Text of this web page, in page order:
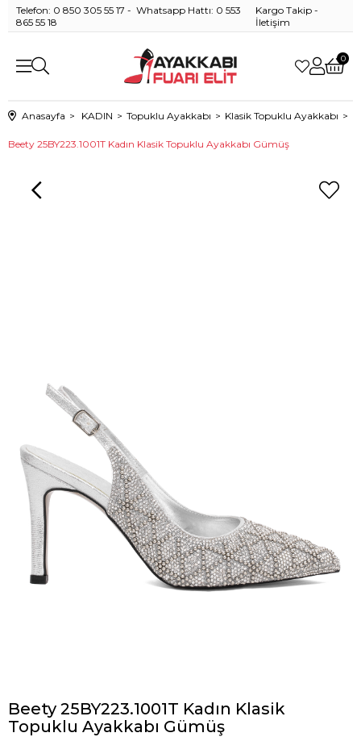
Telefon: 0 850 305 55 17 - Whatsapp Hattı: 0 553
865 55 18
Kargo Takip -
İletişim
0
Anasayfa KADIN Topuklu Ayakkabı Klasik Topuklu Ayakkabı
Beety 25BY223.1001T Kadın Klasik Topuklu Ayakkabı Gümüş
Beety 25BY223.1001T Kadın Klasik
Topuklu Ayakkabı Gümüş